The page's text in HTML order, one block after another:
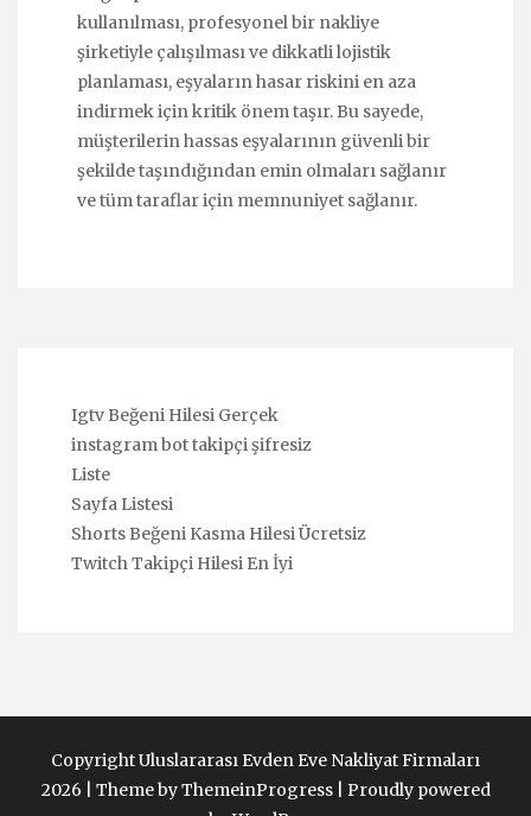
kullanılması, profesyonel bir nakliye
şirketiyle çalışılması ve dikkatli lojistik
planlaması, eşyaların hasar riskini en aza
indirmek için kritik önem taşır. Bu sayede,
müşterilerin hassas eşyalarının güvenli bir
şekilde taşındığından emin olmaları sağlanır
ve tüm taraflar için memnuniyet sağlanır.
Igtv Beğeni Hilesi Gerçek
instagram bot takipçi şifresiz
Liste
Sayfa Listesi
Shorts Beğeni Kasma Hilesi Ücretsiz
Twitch Takipçi Hilesi En İyi
Copyright Uluslararası Evden Eve Nakliyat Firmaları
2026 | Theme by ThemeinProgress| Proudly powered